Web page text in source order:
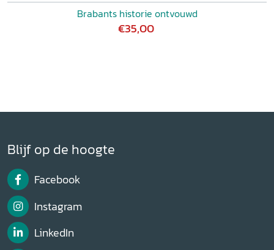
Brabants historie ontvouwd
€35,00
Blijf op de hoogte
Facebook
Instagram
LinkedIn